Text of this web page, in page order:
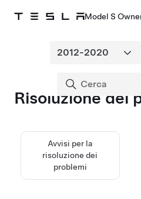
Model S
Risoluzione dei
Avvisi per la
risoluzione dei
problemi